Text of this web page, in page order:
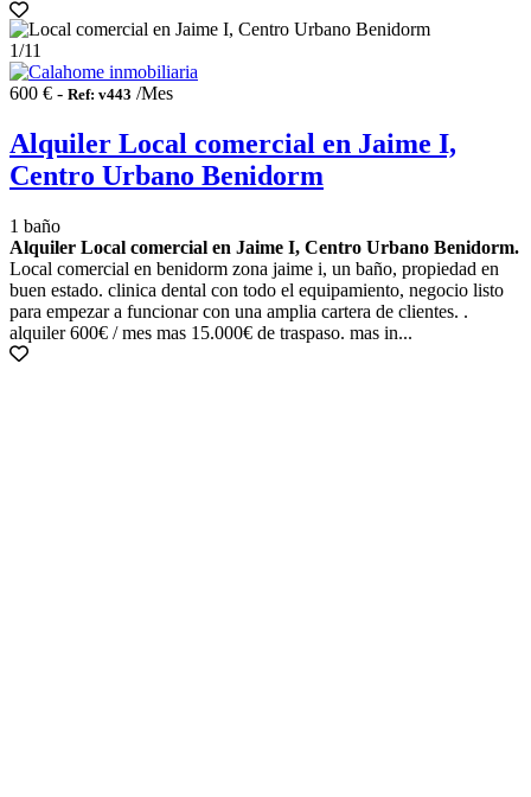
1/11
600 € - Ref: v443 /Mes
Alquiler Local comercial en Jaime I,
Centro Urbano Benidorm
1 baño
Alquiler Local comercial en Jaime I, Centro Urbano Benidorm.
Local comercial en benidorm zona jaime i, un baño, propiedad en
buen estado. clinica dental con todo el equipamiento, negocio listo
para empezar a funcionar con una amplia cartera de clientes. .
alquiler 600€ / mes mas 15.000€ de traspaso. mas in...